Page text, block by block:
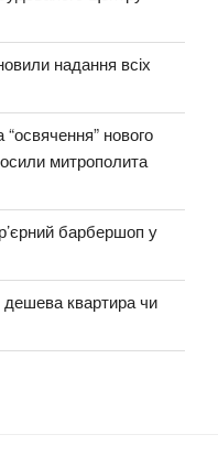
надання всіх
нового
митрополита
барбершоп у
дешева квартира чи